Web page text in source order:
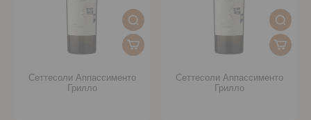
Сеттесоли Аппассименто
Грилло
Сеттесоли Аппассименто
Грилло